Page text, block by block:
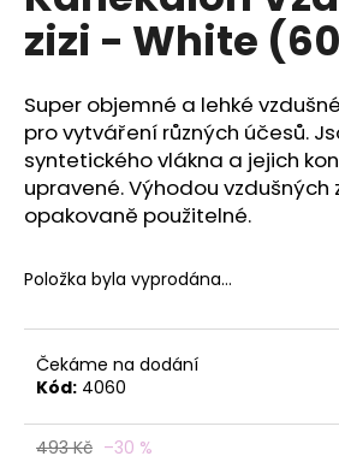
0,0
z
hvězdiček.
zizi - White
Super objemné a lehké
pro vytváření různých účesů.
syntetického vlákna a jejich
upravené. Výhodou vzdušných
opakovaně použitelné.
Položka byla vyprodána…
Čekáme na dodání
Kód: 4060
493 Kč –30 %
a
j
í
t
?
HLEDAT
D
p